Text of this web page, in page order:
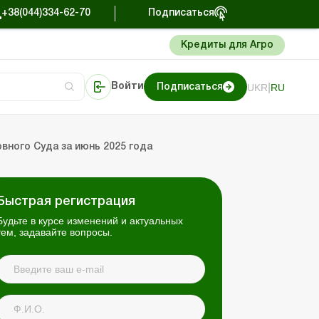
+38(044)334-62-70 Подписаться
Кредиты для Агро
Войти Подписаться UKR RU
Суда за июнь 2025 года
регистрация
в курсе изменений и актуальных
задавайте вопросы.